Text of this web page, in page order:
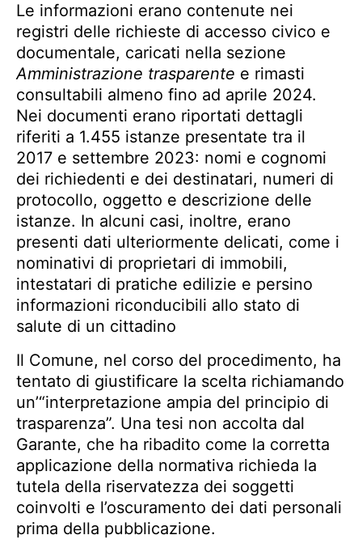
Le informazioni erano contenute nei
registri delle richieste di accesso civico e
documentale, caricati nella sezione
Amministrazione trasparente e rimasti
consultabili almeno fino ad aprile 2024.
Nei documenti erano riportati dettagli
riferiti a 1.455 istanze presentate tra il
2017 e settembre 2023: nomi e cognomi
dei richiedenti e dei destinatari, numeri di
protocollo, oggetto e descrizione delle
istanze. In alcuni casi, inoltre, erano
presenti dati ulteriormente delicati, come i
nominativi di proprietari di immobili,
intestatari di pratiche edilizie e persino
informazioni riconducibili allo stato di
salute di un cittadino
Il Comune, nel corso del procedimento, ha
tentato di giustificare la scelta richiamando
un’“interpretazione ampia del principio di
trasparenza”. Una tesi non accolta dal
Garante, che ha ribadito come la corretta
applicazione della normativa richieda la
tutela della riservatezza dei soggetti
coinvolti e l’oscuramento dei dati personali
prima della pubblicazione.